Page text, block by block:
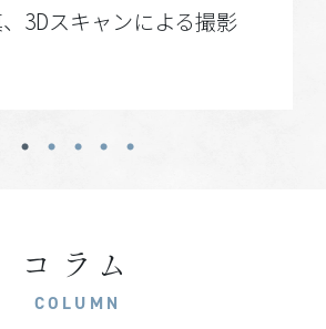
3Dスキャンによる撮影
コラム
COLUMN